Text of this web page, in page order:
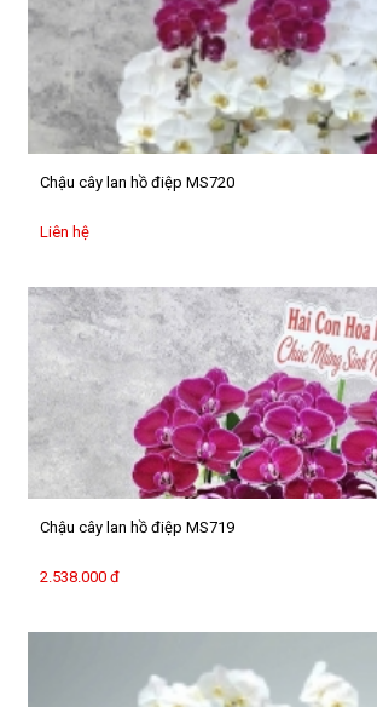
quả
TÌNH
YÊU
hồng
hồng
đỏ
hoa
baby
Hộp
hoa
lụa
trái
sáp
Chậu cây lan hồ điệp MS720
Liên hệ
Chậu cây lan hồ điệp MS719
2.538.000 đ